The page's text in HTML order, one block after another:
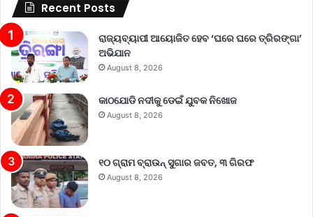
Recent Posts
ରାଜ୍ୟବ୍ୟାପୀ ଆୟୋଜିତ ହେବ ‘ଘରେ ଘରେ ତ୍ରିରଙ୍ଗା’
ଅଭିଯାନ
August 8, 2026
କାଠଯୋଡି ନଦୀକୁ ଡେଇଁ ଯୁବକ ନିଖୋଜ
August 8, 2026
୧୦ ଗ୍ରାମ ବ୍ରାଉନ୍ ସୁଗାର ଜବତ, ୩ ଗିରଫ
August 8, 2026